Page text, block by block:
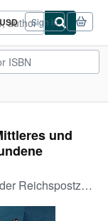
USD
Site
shopping
preferences
Sign in
und
1944